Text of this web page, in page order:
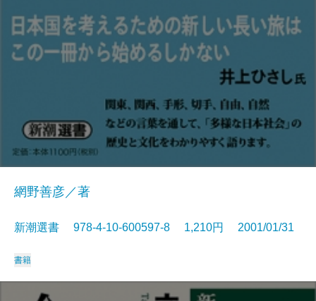
網野善彦／著
新潮選書 978-4-10-600597-8 1,210円 2001/01/31
書籍